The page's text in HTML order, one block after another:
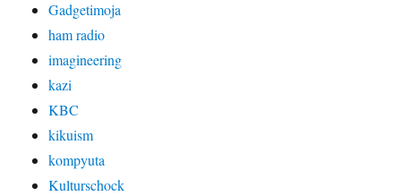
Gadgetimoja
ham radio
imagineering
kazi
KBC
kikuism
kompyuta
Kulturschock